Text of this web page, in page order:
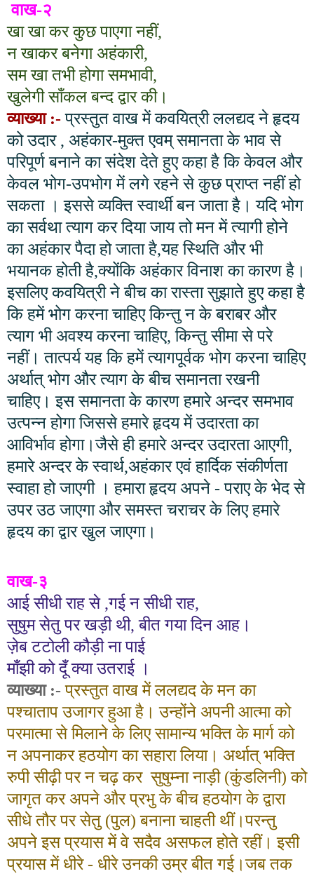
वाख-२
खा खा कर कुछ पाएगा नहीं,
न खाकर बनेगा अहंकारी,
सम खा तभी होगा समभावी,
खुलेगी साँकल बन्द द्वार की।
व्याख्या :- प्रस्तुत वाख में कवयित्री ललद्यद ने हृदय
को उदार , अहंकार-मुक्त एवम् समानता के भाव से
परिपूर्ण बनाने का संदेश देते हुए कहा है कि केवल और
केवल भोग-उपभोग में लगे रहने से कुछ प्राप्त नहीं हो
सकता । इससे व्यक्ति स्वार्थी बन जाता है। यदि भोग
का सर्वथा त्याग कर दिया जाय तो मन में त्यागी होने
का अहंकार पैदा हो जाता है,यह स्थिति और भी
भयानक होती है,क्योंकि अहंकार विनाश का कारण है।
इसलिए कवयित्री ने बीच का रास्ता सुझाते हुए कहा है
कि हमें भोग करना चाहिए किन्तु न के बराबर और
त्याग भी अवश्य करना चाहिए,किन्तु सीमा से परे
नहीं। तात्पर्य यह कि हमें त्यागपूर्वक भोग करना चाहिए
अर्थात् भोग और त्याग के बीच समानता रखनी
चाहिए। इस समानता के कारण हमारे अन्दर समभाव
उत्पन्न होगा जिससे हमारे हृदय में उदारता का
आविर्भाव होगा।जैसे ही हमारे अन्दर उदारता आएगी,
हमारे अन्दर के स्वार्थ,अहंकार एवं हार्दिक संकीर्णता
स्वाहा हो जाएगी । हमारा हृदय अपने - पराए के भेद से
उपर उठ जाएगा और समस्त चराचर के लिए हमारे
हृदय का द्वार खुल जाएगा।
वाख-३
आई सीधी राह से ,गई न सीधी राह,
सुषुम सेतु पर खड़ी थी,बीत गया दिन आह।
ज़ेब टटोली कौड़ी ना पाई
माँझी को दूँ क्या उतराई ।
व्याख्या :- प्रस्तुत वाख में ललद्यद के मन का
पश्चाताप उजागर हुआ है। उन्होंने अपनी आत्मा को
परमात्मा से मिलाने के लिए सामान्य भक्ति के मार्ग को
न अपनाकर हठयोग का सहारा लिया। अर्थात् भक्ति
रुपी सीढ़ी पर न चढ़ कर सुषुम्ना नाड़ी (कुंडलिनी) को
जागृत कर अपने और प्रभु के बीच हठयोग के द्वारा
सीधे तौर पर सेतु (पुल) बनाना चाहती थीं।परन्तु
अपने इस प्रयास में वे सदैव असफल होते रहीं। इसी
प्रयास में धीरे - धीरे उनकी उम्र बीत गई।जब तक